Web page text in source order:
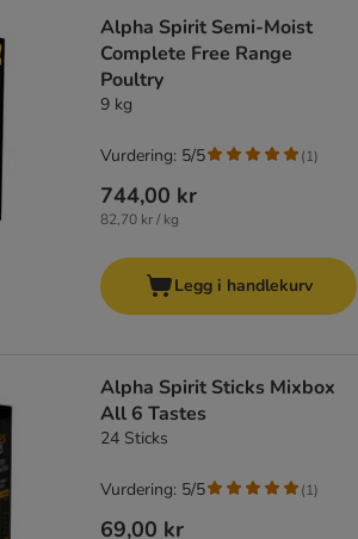
Alpha Spirit Semi-Moist
Complete Free Range
Poultry
9 kg
744,00 kr
82,70 kr / kg
Vurdering: 5/5 (1)
Legg i handlekurv
Alpha Spirit Sticks Mixbox
All 6 Tastes
24 Sticks
69,00 kr
Vurdering: 5/5 (1)